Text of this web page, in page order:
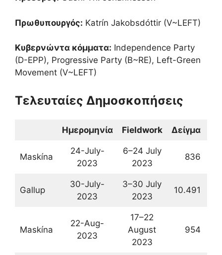
Πρωθυπουργός: Katrín Jakobsdóttir (V~LEFT)
Κυβερνώντα κόμματα: Independence Party
(D-EPP), Progressive Party (B~RE), Left-Green
Movement (V~LEFT)
Τελευταίες Δημοσκοπήσεις
Ημερομηνία Fieldwork Δείγμα
Maskína
24-July-
2023
6–24 July
2023
836
Gallup
30-July-
2023
3–30 July
2023
10.491
Maskína
22-Aug-
2023
17–22
August
2023
954